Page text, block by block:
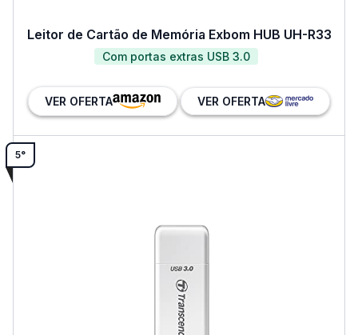
Leitor de Cartão de Memória Exbom HUB UH-R33
Com portas extras USB 3.0
VER OFERTA VER OFERTA
5°